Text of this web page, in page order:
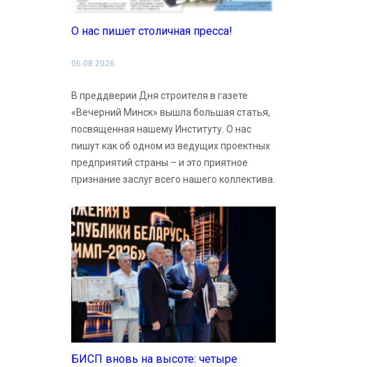
О нас пишет столичная пресса!
06.08.2026
В преддверии Дня строителя в газете
«Вечерний Минск» вышла большая статья,
посвященная нашему Институту. О нас
пишут как об одном из ведущих проектных
предприятий страны – и это приятное
признание заслуг всего нашего коллектива.
БИСП вновь на высоте: четыре